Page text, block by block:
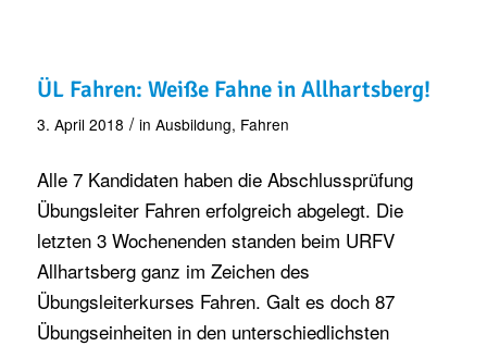
ÜL Fahren: Weiße Fahne in Allhartsberg!
3. April 2018 / in Ausbildung, Fahren
Alle 7 Kandidaten haben die Abschlussprüfung
Übungsleiter Fahren erfolgreich abgelegt. Die
letzten 3 Wochenenden standen beim URFV
Allhartsberg ganz im Zeichen des
Übungsleiterkurses Fahren. Galt es doch 87
Übungseinheiten in den unterschiedlichsten